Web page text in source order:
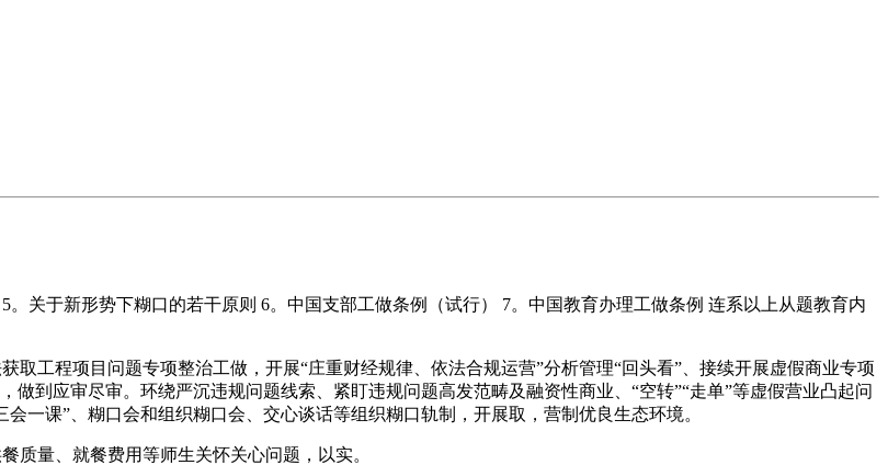
于新形势下糊口的若干原则 6。中国支部工做条例（试行） 7。中国教育办理工做条例 连系以上从题教育内
工程项目问题专项整治工做，开展“庄重财经规律、依法合规运营”分析管理“回头看”、接续开展虚假商业专项
到应审尽审。环绕严沉违规问题线索、紧盯违规问题高发范畴及融资性商业、“空转”“走单”等虚假营业凸起问
一课”、糊口会和组织糊口会、交心谈话等组织糊口轨制，开展取，营制优良生态环境。
量、就餐费用等师生关怀关心问题，以实。